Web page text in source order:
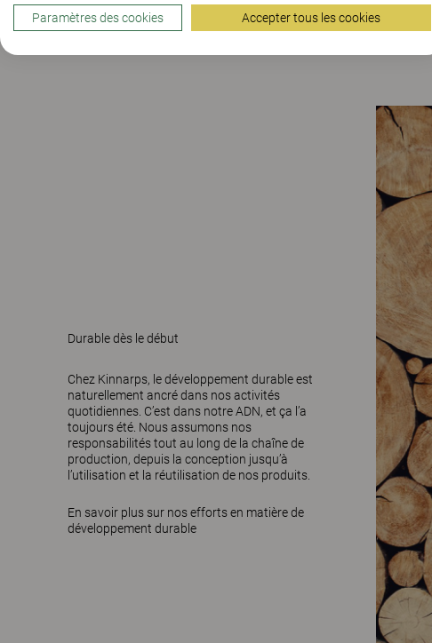
Durable dès le début
Chez Kinnarps, le développement durable est
naturellement ancré dans nos activités
quotidiennes. C’est dans notre ADN, et ça l’a
toujours été. Nous assumons nos
responsabilités tout au long de la chaîne de
production, depuis la conception jusqu’à
l’utilisation et la réutilisation de nos produits.
En savoir plus sur nos efforts en matière de
développement durable
Paramètres des cookies Accepter tous les cookies